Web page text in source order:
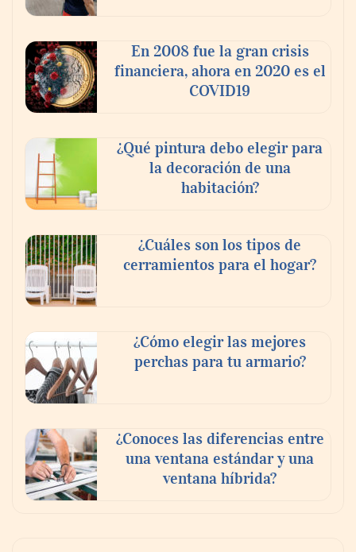
pagues el rescate’: el nuevo libro de Juan
Ricardo Palacio Escobar
En 2008 fue la gran crisis
financiera, ahora en 2020 es el
COVID19
¿Qué pintura debo elegir para
la decoración de una
habitación?
¿Cuáles son los tipos de
cerramientos para el hogar?
¿Cómo elegir las mejores
perchas para tu armario?
¿Conoces las diferencias entre
una ventana estándar y una
ventana híbrida?